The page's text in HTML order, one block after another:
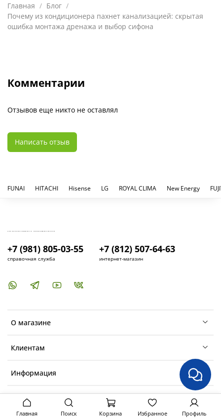
Главная
Блог
Почему из кондиционера пахнет канализацией: скрытая
ошибка монтажа дренажа и выбор сифона
Комментарии
Отзывов еще никто не оставлял
Написать отзыв
FUNAI HITACHI Hisense LG ROYAL CLIMA New Energy
О магазине
Клиентам
Информация
+7 (981) 805-03-55
справочная служба
+7 (812) 507-64-63
интернет-магазин
Главная Поиск Корзина Избранное Профиль